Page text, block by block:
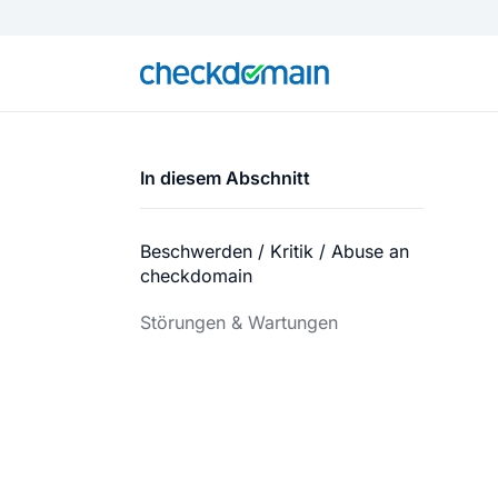
In diesem Abschnitt
Beschwerden / Kritik / Abuse an
checkdomain
Störungen & Wartungen